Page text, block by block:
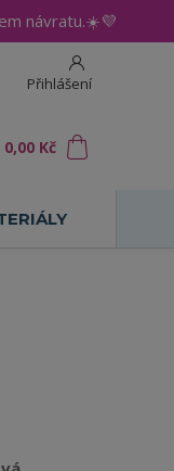
návratu.☀️💜
Přihlášení
0,00 Kč